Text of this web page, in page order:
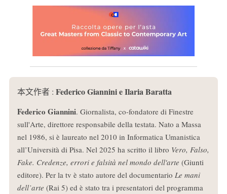
本文作者 : Federico Giannini e Ilaria Baratta
Federico Giannini. Giornalista, co-fondatore di Finestre
sull'Arte, direttore responsabile della testata. Nato a Massa
nel 1986, si è laureato nel 2010 in Informatica Umanistica
all’Università di Pisa. Nel 2025 ha scritto il libro Vero, Falso,
Fake. Credenze, errori e falsità nel mondo dell'arte (Giunti
editore). Per la tv è stato autore del documentario Le mani
dell’arte (Rai 5) ed è stato tra i presentatori del programma